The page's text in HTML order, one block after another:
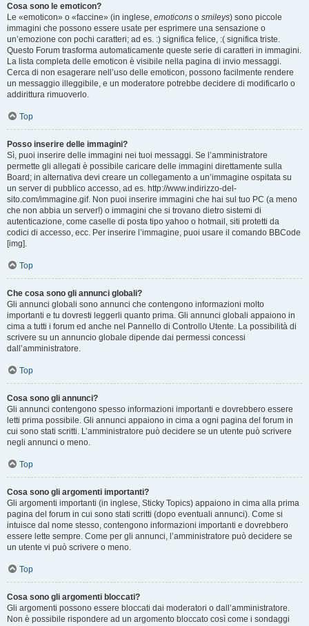
Cosa sono le emoticon?
Le «emoticon» o «faccine» (in inglese, emoticons o smileys) sono piccole
immagini che possono essere usate per esprimere una sensazione o
un’emozione con pochi caratteri; ad es. :) significa felice, :( significa triste.
Questo Forum trasforma automaticamente queste serie di caratteri in immagini.
La lista completa delle emoticon è visibile nella pagina di invio messaggi.
Cerca di non esagerare nell’uso delle emoticon, possono facilmente rendere
un messaggio illeggibile, e un moderatore potrebbe decidere di modificarlo o
addirittura rimuoverlo.
Top
Posso inserire delle immagini?
Sì, puoi inserire delle immagini nei tuoi messaggi. Se l’amministratore
permette gli allegati è possibile caricare delle immagini direttamente sulla
Board; in alternativa devi creare un collegamento a un’immagine ospitata su
un server di pubblico accesso, ad es. http://www.indirizzo-del-
sito.com/immagine.gif. Non puoi inserire immagini che hai sul tuo PC (a meno
che non abbia un server!) o immagini che si trovano dietro sistemi di
autenticazione, come caselle di posta tipo yahoo o hotmail, siti protetti da
codici di accesso, ecc. Per inserire l’immagine, puoi usare il comando BBCode
[img].
Top
Che cosa sono gli annunci globali?
Gli annunci globali sono annunci che contengono informazioni molto
importanti e tu dovresti leggerli quanto prima. Gli annunci globali appaiono in
cima a tutti i forum ed anche nel Pannello di Controllo Utente. La possibilità di
scrivere su un annuncio globale dipende dai permessi concessi
dall’amministratore.
Top
Cosa sono gli annunci?
Gli annunci contengono spesso informazioni importanti e dovrebbero essere
letti prima possibile. Gli annunci appaiono in cima a ogni pagina del forum in
cui sono stati scritti. L’amministratore può decidere se un utente può scrivere
negli annunci o meno.
Top
Cosa sono gli argomenti importanti?
Gli argomenti importanti (in inglese, Sticky Topics) appaiono in cima alla prima
pagina del forum in cui sono stati scritti (dopo eventuali annunci). Come si
intuisce dal nome stesso, contengono informazioni importanti e dovrebbero
essere lette sempre. Come per gli annunci, l’amministratore può decidere se
un utente vi può scrivere o meno.
Top
Cosa sono gli argomenti bloccati?
Gli argomenti possono essere bloccati dai moderatori o dall’amministratore.
Non è possibile rispondere ad un argomento bloccato così come i sondaggi